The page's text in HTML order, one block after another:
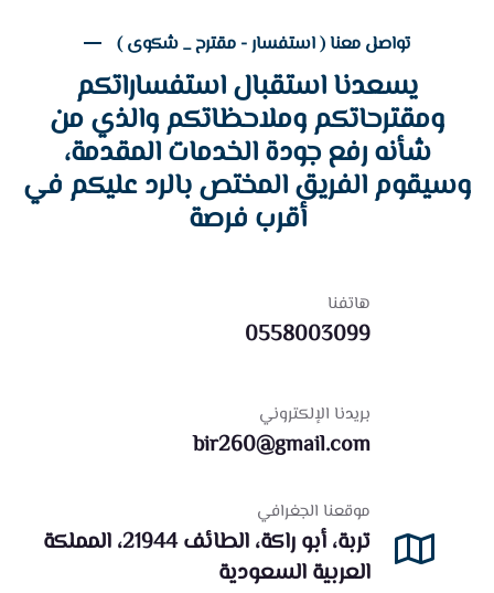
تواصل معنا ( استفسار - مقترح _ شكوى )
يسعدنا استقبال استفساراتكم
ومقترحاتكم وملاحظاتكم والذي من
شأنه رفع جودة الخدمات المقدمة،
وسيقوم الفريق المختص بالرد عليكم في
أقرب فرصة
هاتفنا
0558003099
بريدنا الإلكتروني
bir260@gmail.com
موقعنا الجغرافي
تربة، أبو راكة، الطائف 21944، المملكة
العربية السعودية